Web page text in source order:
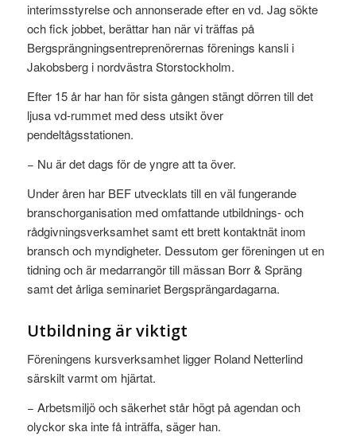
interimsstyrelse och annonserade efter en vd. Jag sökte
och fick jobbet, berättar han när vi träffas på
Bergsprängningsentreprenörernas förenings kansli i
Jakobsberg i nordvästra Storstockholm.
Efter 15 år har han för sista gången stängt dörren till det
ljusa vd-rummet med dess utsikt över
pendeltågsstationen.
− Nu är det dags för de yngre att ta över.
Under åren har BEF utvecklats till en väl fungerande
branschorganisation med omfattande utbildnings- och
rådgivningsverksamhet samt ett brett kontaktnät inom
bransch och myndigheter. Dessutom ger föreningen ut en
tidning och är medarrangör till mässan Borr & Spräng
samt det årliga seminariet Bergsprängardagarna.
Utbildning är viktigt
Föreningens kursverksamhet ligger Roland Netterlind
särskilt varmt om hjärtat.
− Arbetsmiljö och säkerhet står högt på agendan och
olyckor ska inte få inträffa, säger han.